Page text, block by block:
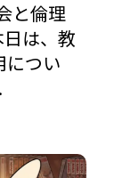
と倫理
は、教
につい